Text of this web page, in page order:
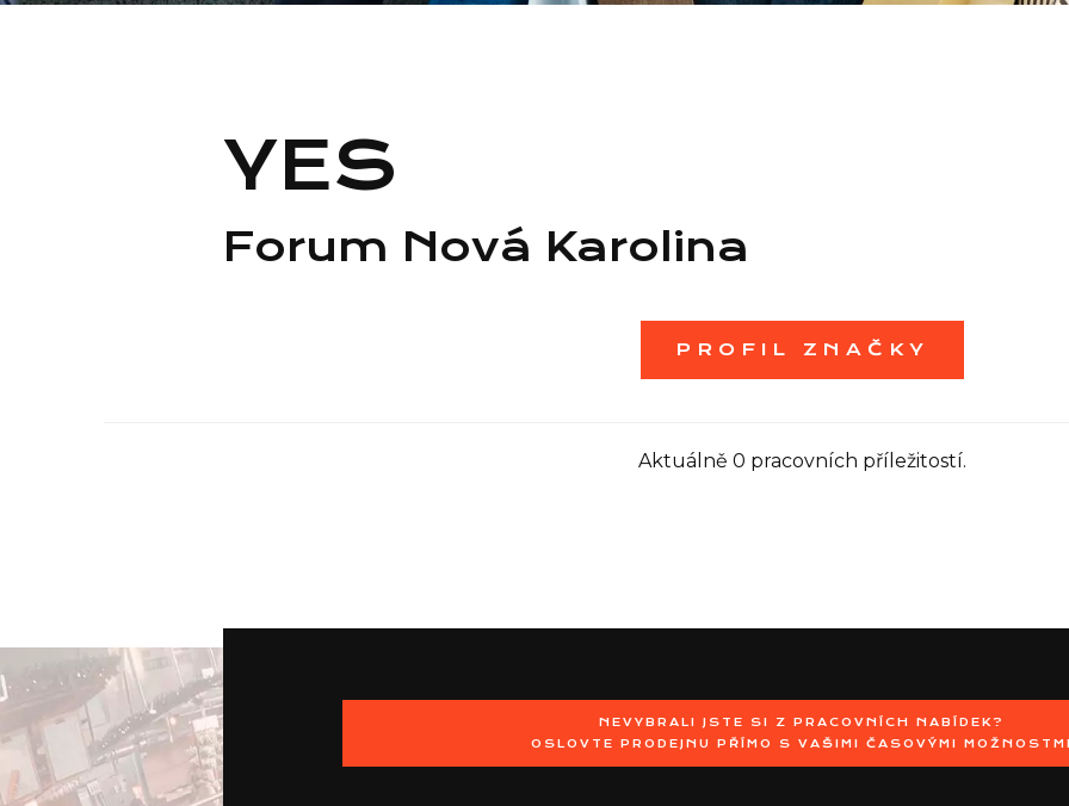
YES
Forum Nová Karolina
PROFIL ZNAČKY
Aktuálně 0 pracovních příležitostí.
NEVYBRALI JSTE SI Z PRACOVNÍCH NABÍDEK?
OSLOVTE PRODEJNU PŘÍMO S VAŠIMI ČASOVÝMI